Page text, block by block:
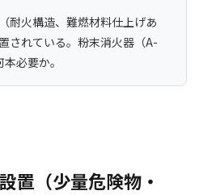
耐火構造、難燃材料仕上げあ
されている。粉末消火器（A-
必要か。
置（少量危険物・